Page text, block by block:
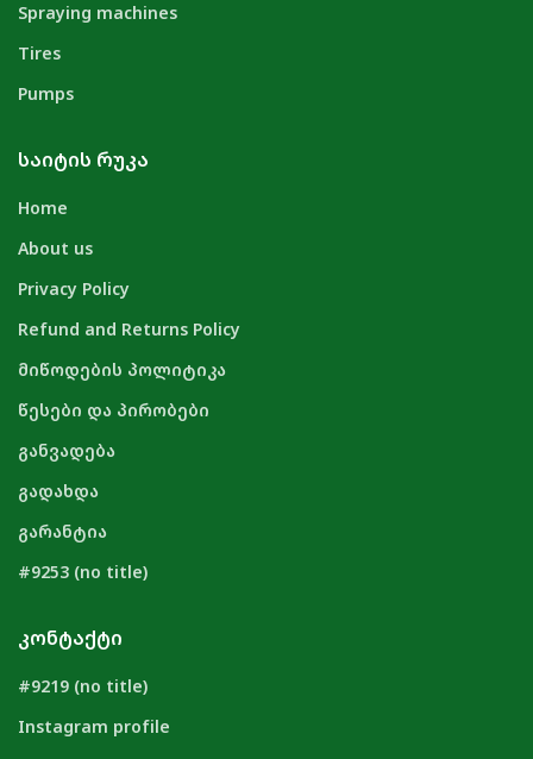
Spraying machines
Tires
Pumps
ᲡᲐᲘᲢᲘᲡ ᲠᲣᲙᲐ
Home
About us
Privacy Policy
Refund and Returns Policy
მიწოდების პოლიტიკა
წესები და პირობები
განვადება
გადახდა
გარანტია
#9253 (no title)
ᲙᲝᲜᲢᲐᲥᲢᲘ
#9219 (no title)
Instagram profile